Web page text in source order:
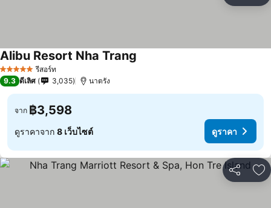
5 ดาว รีสอร์ท
Alibu Resort Nha Trang
9.3 ดีเลิศ 3,035 นาตรัง
จาก ฿3,598
ดูราคาจาก 8 เว็บไซต์ ดูราคา
แชร์ เ